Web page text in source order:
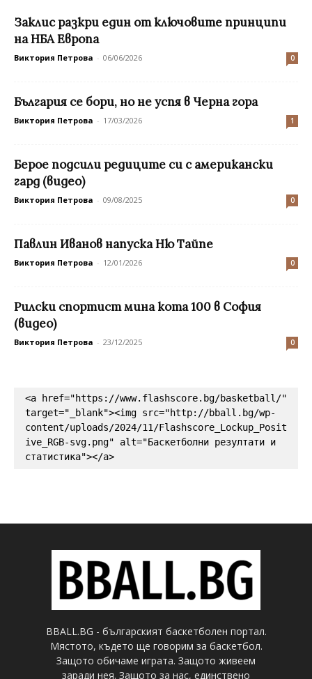
Заклис разкри един от ключовите принципи
на НБА Европа
Виктория Петрова - 06/06/2026 0
България се бори, но не успя в Черна гора
Виктория Петрова - 17/03/2026 1
Берое подсили редиците си с американски
гард (видео)
Виктория Петрова - 09/08/2025 0
Павлин Иванов напуска Ню Тайпе
Виктория Петрова - 12/01/2026 0
Рилски спортист мина кота 100 в София
(видео)
Виктория Петрова - 23/12/2025 0
<a href="https://www.flashscore.bg/basketball/"
target="_blank"><img src="http://bball.bg/wp-
content/uploads/2024/11/Flashscore_Lockup_Posit
ive_RGB-svg.png" alt="Баскетболни резултати и
статистика"></a>
BBALL.BG - българският баскетболен портал.
Мястото, където ще говорим за баскетбол.
Защото обичаме играта. Защото живеем
заради нея. Защото за нас, единствено